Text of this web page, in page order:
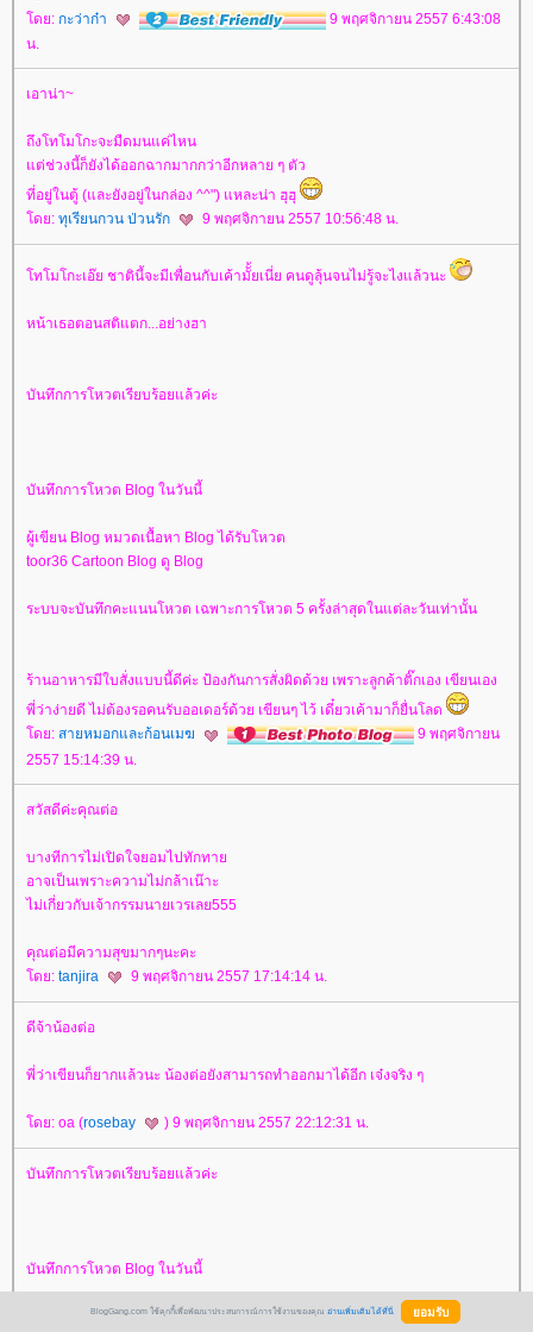
ดย: กะว่าก๋า
9 พฤศจิกายน 2557 6:43:08
น.
เอาน่า~
ถึงโทโมโกะจะมืดมนแค่ไหน
ต่ช่วงนี้ก็ยังได้ออกฉากมากกว่าอีกหลาย ๆ ตัว
ที่อยู่ในตู้ (และยังอยู่ในกล่อง ^^") แหละน่า ฮุฮุ
ดย: ทุเรียนกวน ป่วนรัก 9 พฤศจิกายน 2557 10:56:48 น.
ทโมโกะเอ๊ย ชาตินี้จะมีเพื่อนกับเค้ามัั้ยเนี่ย คนดูลุ้นจนไม่รู้จะไงแล้วนะ
หน้าเธอตอนสติแตก...อย่างฮา
บันทึกการโหวตเรียบร้อยแล้วค่ะ
บันทึกการโหวต Blog ในวันนี้
ผู้เขียน Blog หมวดเนื้อหา Blog ได้รับโหวต
toor36 Cartoon Blog ดู Blog
ระบบจะบันทึกคะแนนโหวต เฉพาะการโหวต 5 ครั้งล่าสุดในแต่ละวันเท่านั้น
ร้านอาหารมีใบสั่งแบบนี้ดีค่ะ ป้องกันการสั่งผิดด้วย เพราะลูกค้าติ๊กเอง เขียนเอง
พี่ว่าง่ายดี ไม่ต้องรอคนรับออเดอร์ด้วย เขียนๆ ไว้ เดี๋ยวเค้ามาก็ยื่นโลด
ดย: สายหมอกและก้อนเมฆ
9 พฤศจิกายน
2557 15:14:39 น.
สวัสดีค่ะคุณต่อ
บางทีการไม่เปิดใจยอมไปทักทา
อาจเป็นเพราะความไม่กล้าเน๊าะ
ไม่เกี่ยวกับเจ้ากรรมนายเวรเลย555
คุณต่อมีความสุขมากๆนะคะ
ดย: tanjira 9 พฤศจิกายน 2557 17:14:14 น.
ดีจ้าน้องต่อ
พี่ว่าเขียนก็ยากแล้วนะ น้องต่อยังสามารถทำออกมาได้อีก เจ๋งจริง ๆ
ดย: oa (rosebay ) 9 พฤศจิกายน 2557 22:12:31 น.
บันทึกการโหวตเรียบร้อยแล้วค่ะ
บันทึกการโหวต Blog ในวันนี้
ผู้เขียน Blog หมวดเนื้อหา Blog ได้รับโหวต
BlogGang.com ใช้คุกกี้เพื่อพัฒนาประสบการณ์การใช้งานของคุณ อ่านเพิ่มเติมได้ที่นี่